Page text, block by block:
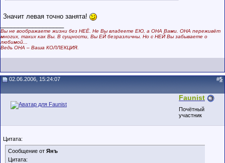
Значит левая точно занята!
Вы не воображаете жизни без НЕЁ. Не Вы владеете ЕЮ, а ОНА Вами. ОНА переживёт
многих, таких как Вы. В сущности, Вы ЕЙ безразличны. Но с НЕЙ Вы забываете о
любимой...
Ведь ОНА – Ваша КОЛЛЕКЦИЯ.
02.06.2006, 15:24:07 #5
Faunist
Почётный
участник
Цитата:
Сообщение от Янъ
Цитата: